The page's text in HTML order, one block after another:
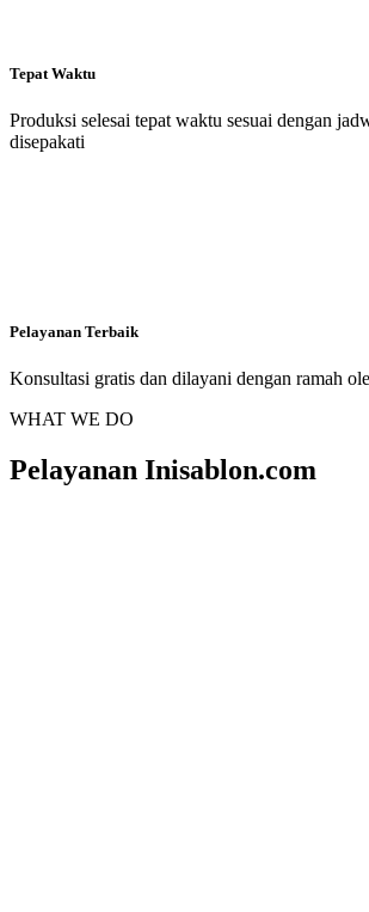
Tepat Waktu
Produksi selesai tepat waktu sesuai dengan
disepakati
Pelayanan Terbaik
Konsultasi gratis dan dilayani dengan ramah
WHAT WE DO
Pelayanan Inisablon.com